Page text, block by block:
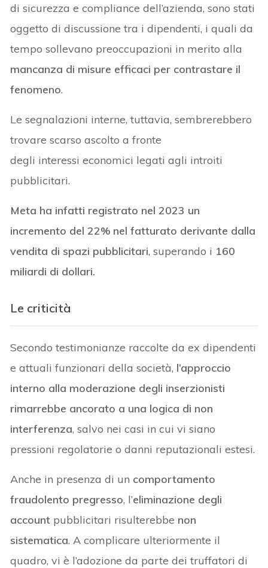
di sicurezza e compliance dell’azienda, sono stati
oggetto di discussione tra i dipendenti, i quali da
tempo sollevano preoccupazioni in merito alla
mancanza di misure efficaci per contrastare il
fenomeno.
Le segnalazioni interne, tuttavia, sembrerebbero
trovare scarso ascolto a fronte
degli interessi economici legati agli introiti
pubblicitari.
Meta ha infatti registrato nel 2023 un
incremento del 22% nel fatturato derivante dalla
vendita di spazi pubblicitari, superando i 160
miliardi di dollari.
Le criticità
Secondo testimonianze raccolte da ex dipendenti
e attuali funzionari della società, l’approccio
interno alla moderazione degli inserzionisti
rimarrebbe ancorato a una logica di non
interferenza, salvo nei casi in cui vi siano
pressioni regolatorie o danni reputazionali estesi.
Anche in presenza di un comportamento
fraudolento pregresso, l’eliminazione degli
account pubblicitari risulterebbe non
sistematica. A complicare ulteriormente il
quadro, vi è l’adozione da parte dei truffatori di